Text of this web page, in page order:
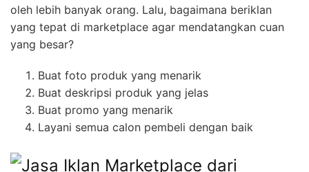
oleh lebih banyak orang. Lalu, bagaimana beriklan
yang tepat di marketplace agar mendatangkan cuan
yang besar?
Buat foto produk yang menarik
Buat deskripsi produk yang jelas
Buat promo yang menarik
Layani semua calon pembeli dengan baik